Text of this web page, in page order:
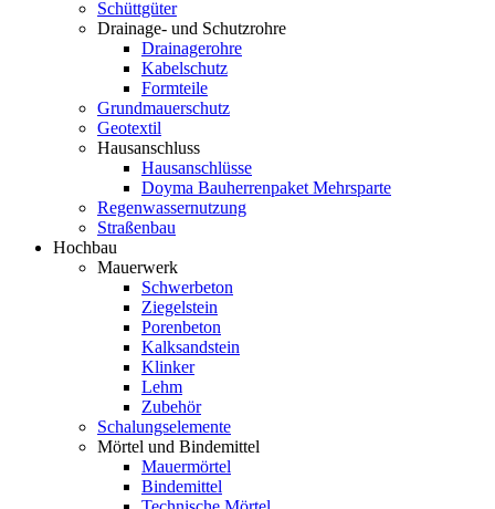
Schüttgüter
Drainage- und Schutzrohre
Drainagerohre
Kabelschutz
Formteile
Grundmauerschutz
Geotextil
Hausanschluss
Hausanschlüsse
Doyma Bauherrenpaket Mehrsparte
Regenwassernutzung
Straßenbau
Hochbau
Mauerwerk
Schwerbeton
Ziegelstein
Porenbeton
Kalksandstein
Klinker
Lehm
Zubehör
Schalungselemente
Mörtel und Bindemittel
Mauermörtel
Bindemittel